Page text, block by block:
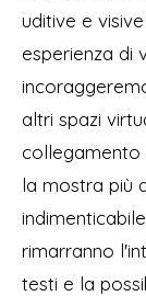
uditive e
esperienza di
altri spazi
collegamento
la mostra più
rimarranno
testi e la